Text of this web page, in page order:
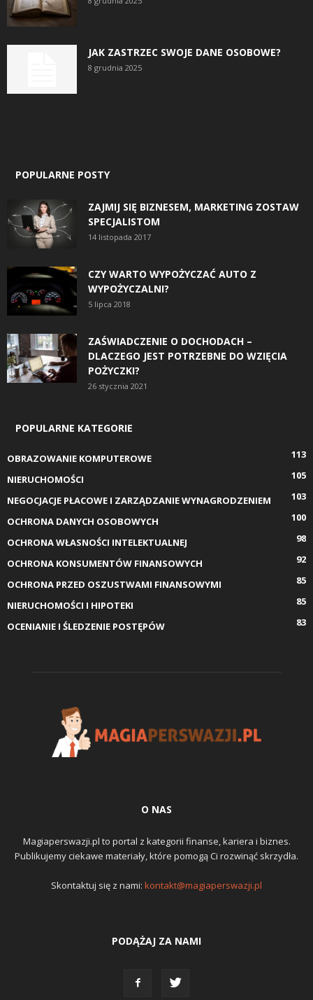
JAK ZASTRZEC SWOJE DANE OSOBOWE?
8 grudnia 2025
POPULARNE POSTY
ZAJMIJ SIĘ BIZNESEM, MARKETING ZOSTAW
SPECJALISTOM
14 listopada 2017
CZY WARTO WYPOŻYCZAĆ AUTO Z
WYPOŻYCZALNI?
5 lipca 2018
ZAŚWIADCZENIE O DOCHODACH –
DLACZEGO JEST POTRZEBNE DO WZIĘCIA
POŻYCZKI?
26 stycznia 2021
POPULARNE KATEGORIE
OBRAZOWANIE KOMPUTEROWE
113
NIERUCHOMOŚCI
105
NEGOCJACJE PŁACOWE I ZARZĄDZANIE WYNAGRODZENIEM
103
OCHRONA DANYCH OSOBOWYCH
100
OCHRONA WŁASNOŚCI INTELEKTUALNEJ
98
OCHRONA KONSUMENTÓW FINANSOWYCH
92
OCHRONA PRZED OSZUSTWAMI FINANSOWYMI
85
NIERUCHOMOŚCI I HIPOTEKI
85
OCENIANIE I ŚLEDZENIE POSTĘPÓW
83
O NAS
Magiaperswazji.pl to portal z kategorii finanse, kariera i biznes.
Publikujemy ciekawe materiały, które pomogą Ci rozwinąć skrzydła.
Skontaktuj się z nami: kontakt@magiaperswazji.pl
PODĄŻAJ ZA NAMI